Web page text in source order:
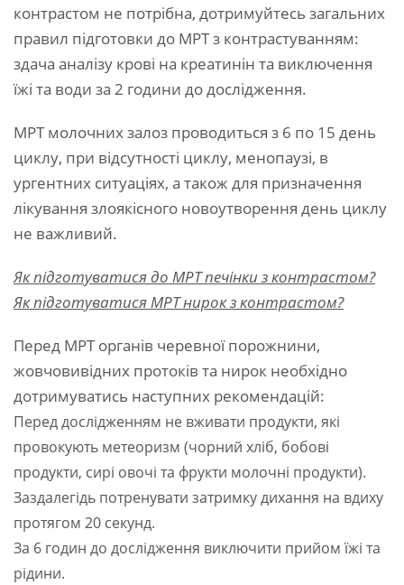
контрастом не потрібна, дотримуйтесь загальних
правил підготовки до МРТ з контрастуванням:
здача аналізу крові на креатинін та виключення
їжі та води за 2 години до дослідження.
МРТ молочних залоз проводиться з 6 по 15 день
циклу, при відсутності циклу, менопаузі, в
ургентних ситуаціях, а також для призначення
лікування злоякісного новоутворення день циклу
не важливий.
Як підготуватися до МРТ печінки з контрастом?
Як підготуватися МРТ нирок з контрастом?
Перед МРТ органів черевної порожнини,
жовчовивідних протоків та нирок необхідно
дотримуватись наступних рекомендацій:
Перед дослідженням не вживати продукти, які
провокують метеоризм (чорний хліб, бобові
продукти, сирі овочі та фрукти молочні продукти).
Заздалегідь потренувати затримку дихання на вдиху
протягом 20 секунд.
За 6 годин до дослідження виключити прийом їжі та
рідини.